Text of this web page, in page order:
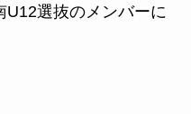
選抜のメンバーに